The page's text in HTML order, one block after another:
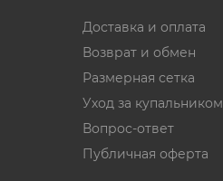
Доставка и оплата
Возврат и обмен
Размерная сетка
Уход за купальником
Вопрос-ответ
Публичная оферта